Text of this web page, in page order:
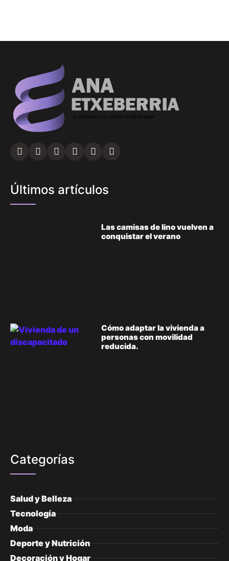
Últimos artículos
Las camisas de lino vuelven a
conquistar el verano
Cómo adaptar la vivienda a
personas con movilidad
reducida.
Categorías
Salud y Belleza
Tecnología
Moda
Deporte y Nutrición
Decoración y Hogar